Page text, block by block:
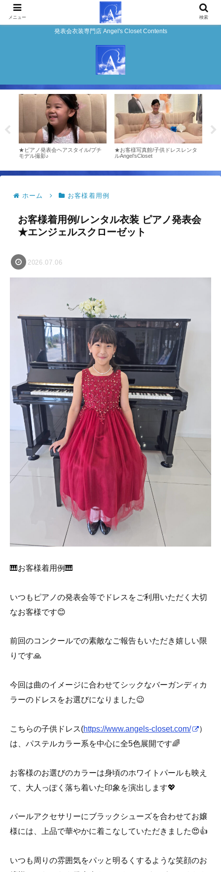
発表会衣装専門店 Angel's Closet Contents
★ピアノ発表会ヘアスタイル/プチ
モデル撮影♪
★お客様写真館/子供ドレスレンタ
ルAngel’sCloset
ホーム お客様着用例
お客様着用例/レンタル衣装 ピアノ発表会
★エンジェルスクローゼット
2026.07.06
🎹お客様着用例🎹
いつもピアノの発表会等でドレスをご利用いただく大切
なお客様です😊
前回のコンクールでの素敵なご報告もいただき嬉しい限
りです🙏
今回は曲のイメージに合わせてシックなバーガンディカ
ラーのドレスをお選びになりました😉
こちらの子供ドレス(https://www.angels-closet.com/
）
は、パステルカラー系を中心に全5色展開です🌈
お客様のお選びのカラーは身頃のホワイトパールも映え
て、大人っぽく落ち着いた印象を演出します💖
パールアクセサリーにブラックシューズを合わせてお嬢
様には、上品で華やかに着こなしていただきました😍👍
いつも周りの雰囲気をパッと明るくするような笑顔のお
メニュー 検索